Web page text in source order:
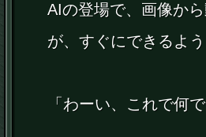
AIの登場で、画像か
が、すぐにできるよ
「わーい、これで何